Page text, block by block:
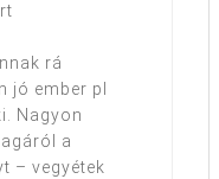
rá
jó ember pl
Nagyon
a
– vegyétek